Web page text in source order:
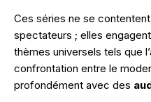
Ces séries ne se
spectateurs ; elles
thèmes universels tels que
confrontation entre le
profondément avec des